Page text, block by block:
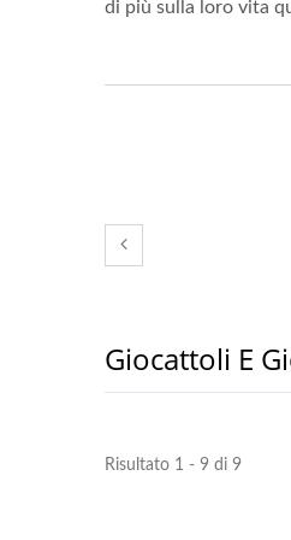
di più sulla loro vita
Giocattoli E
Risultato 1 - 9 di 9